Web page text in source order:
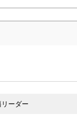
ーダー